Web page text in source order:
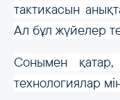
тактикасын
Ал бұл жүйелер
Сонымен
технологиялар